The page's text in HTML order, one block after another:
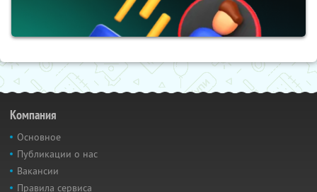
Компания
Основное
Публикации о нас
Вакансии
Правила сервиса